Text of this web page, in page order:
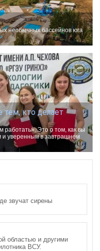
необычных бассейнов юга
тем, кто делает
работать». Это о том, как вы
и уверенным в завтрашнем
звучат сирены
областью и другими
ВСУ.